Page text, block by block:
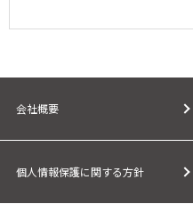
会社概要
個人情報保護に関する方針